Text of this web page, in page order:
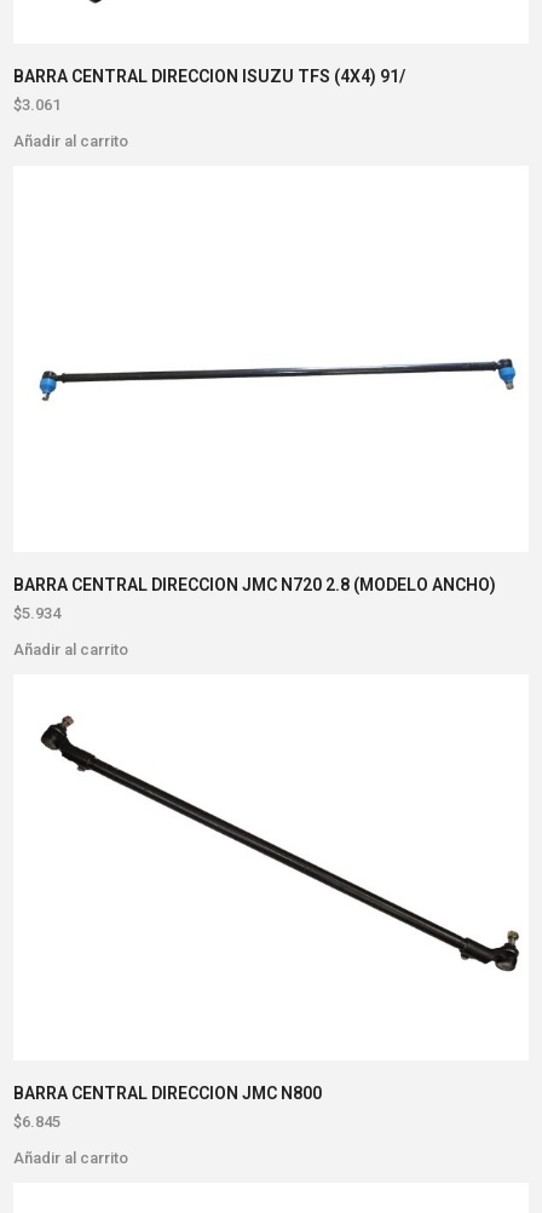
BARRA CENTRAL DIRECCION ISUZU TFS (4X4) 91/
$3.061
Añadir al carrito
BARRA CENTRAL DIRECCION JMC N720 2.8 (MODELO ANCHO)
$5.934
Añadir al carrito
BARRA CENTRAL DIRECCION JMC N800
$6.845
Añadir al carrito